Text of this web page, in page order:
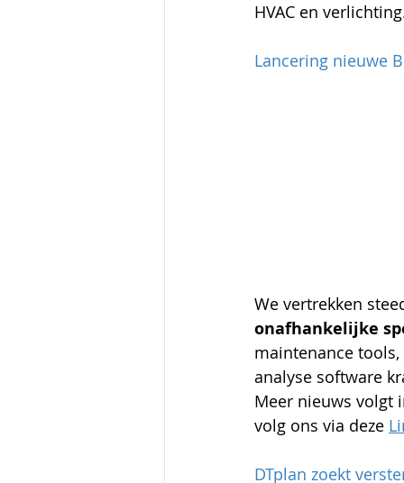
HVAC en
Lancering nieuwe
We vertrekken
onafhankelijke
maintenance
analyse software
Meer nieuws volgt
volg ons via deze
DTplan zoekt